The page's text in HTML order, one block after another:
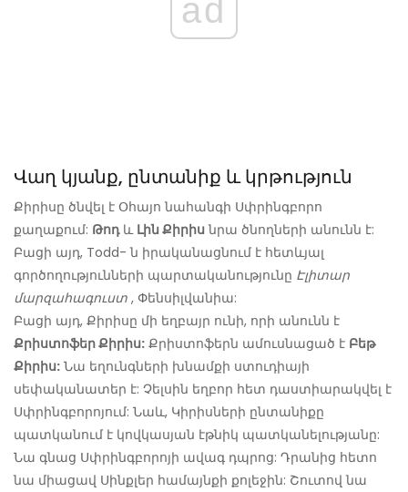
ad
Վաղ կյանք, ընտանիք և կրթություն
Քիրիսը ծնվել է Օհայո նահանգի Սփրինգբորո
քաղաքում: Թոդև Լին Քիրիսնրա ծնողների անունն է:
Բացի այդ, Todd- ն իրականացնում է հետևյալ
գործողությունների պարտականությունը Էլիտար
մարզահագուստ , Փենսիլվանիա:
Բացի այդ, Քիրիսը մի եղբայր ունի, որի անունն է
Քրիստոֆեր Քիրիս: Քրիստոֆերն ամուսնացած է Բեթ
Քիրիս: Նա եղունգների խնամքի ստուդիայի
սեփականատեր է: Չելսին եղբոր հետ դաստիարակվել է
Սփրինգբորոյում: Նաև, Կիրիսների ընտանիքը
պատկանում է կովկասյան էթնիկ պատկանելությանը:
Նա գնաց Սփրինգբորոյի ավագ դպրոց: Դրանից հետո
նա միացավ Սինքլեր համայնքի քոլեջին: Շուտով նա